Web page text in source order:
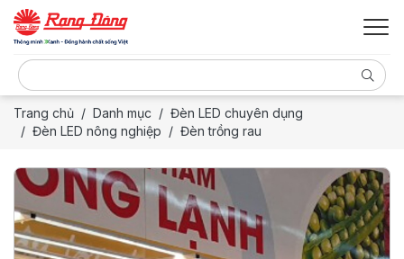
Trang chủ Danh mục
Đèn LED chuyên dụng
Đèn LED nông nghiệp
Đèn trồng rau